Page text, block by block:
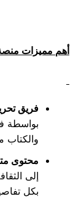
أهم مميزات
فريق
بواسطة
والكتاب
محتوى
إلى
بكل